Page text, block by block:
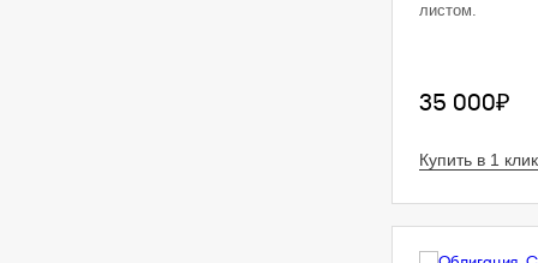
листом.
35 000₽
Купить в 1 клик